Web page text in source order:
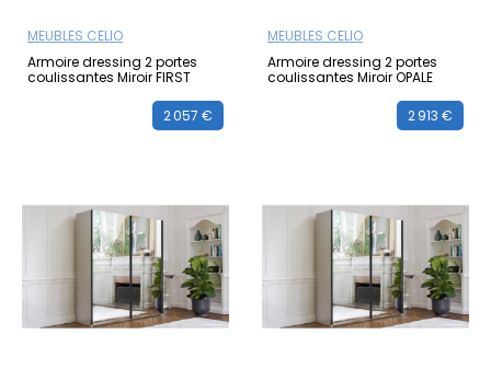
MEUBLES CELIO
Armoire dressing 2 portes
coulissantes Miroir FIRST
2 057 €
MEUBLES CELIO
Armoire dressing 2 portes
coulissantes Miroir OPALE
2 913 €